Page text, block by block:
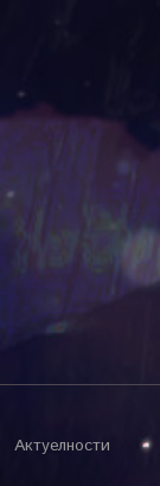
Актуелности